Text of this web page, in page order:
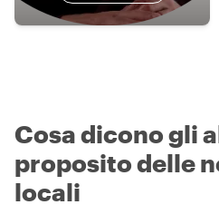
Cosa dicono gli
proposito delle
locali